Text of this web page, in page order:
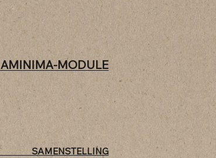
AMINIMA-MODULE
SAMENSTELLING